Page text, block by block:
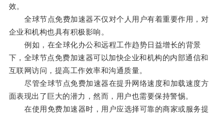
效。
全球节点免费加速器不仅对个人用户有着重要作用，对
企业和机构也具有积极影响。
例如，在全球化办公和远程工作趋势日益增长的背景
下，全球节点免费加速器可以加快企业和机构的内部通信和
互联网访问，提高工作效率和沟通质量。
尽管全球节点免费加速器在提升网络速度和加载速度方
面表现出了巨大的潜力，然而，用户也需要保持警惕。
在使用免费加速器时，用户应选择可靠的商家或服务提